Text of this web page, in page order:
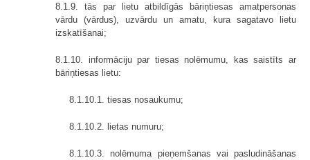
8.1.9. tās par lietu atbildīgās bāriņtiesas amatpersonas
vārdu (vārdus), uzvārdu un amatu, kura sagatavo lietu
izskatīšanai;
8.1.10. informāciju par tiesas nolēmumu, kas saistīts ar
bāriņtiesas lietu:
8.1.10.1. tiesas nosaukumu;
8.1.10.2. lietas numuru;
8.1.10.3. nolēmuma pieņemšanas vai pasludināšanas